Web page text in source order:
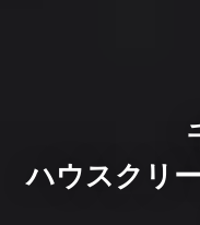
ハウスクリ